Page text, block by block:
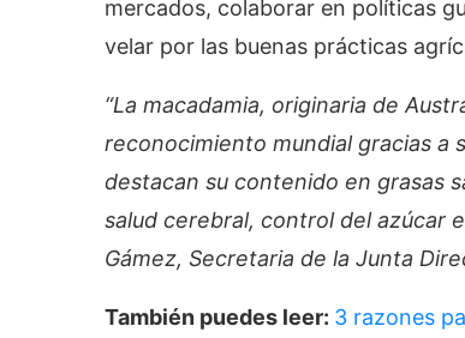
mercados, colaborar en políticas
velar por las buenas prácticas
“La macadamia, originaria de
reconocimiento mundial gracias a
destacan su contenido en grasas
salud cerebral, control del azúcar
Gámez, Secretaria de la Junta
También puedes leer: 3 razones